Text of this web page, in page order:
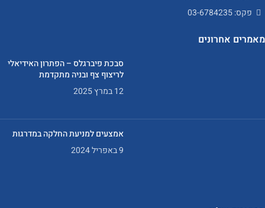
פקס: 03-6784235
מאמרים אחרונים
סבכת פיברגלס – הפתרון האידיאלי
לריצוף צף ובניה מתקדמת
12 במרץ 2025
אמצעים למניעת החלקה במדרגות
9 באפריל 2024